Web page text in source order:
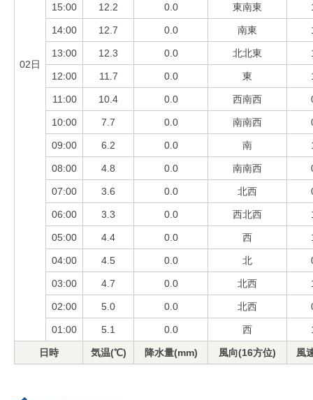
02日
15:00 12.2 0.0 東南東
14:00 12.7 0.0 南東
13:00 12.3 0.0 北北東
12:00 11.7 0.0 東
11:00 10.4 0.0 西南西
10:00 7.7 0.0 南南西
09:00 6.2 0.0 南
08:00 4.8 0.0 南南西
07:00 3.6 0.0 北西
06:00 3.3 0.0 西北西
05:00 4.4 0.0 西
04:00 4.5 0.0 北
03:00 4.7 0.0 北西
02:00 5.0 0.0 北西
01:00 5.1 0.0 西
日時 気温(℃) 降水量(mm) 風向(16方位) 風